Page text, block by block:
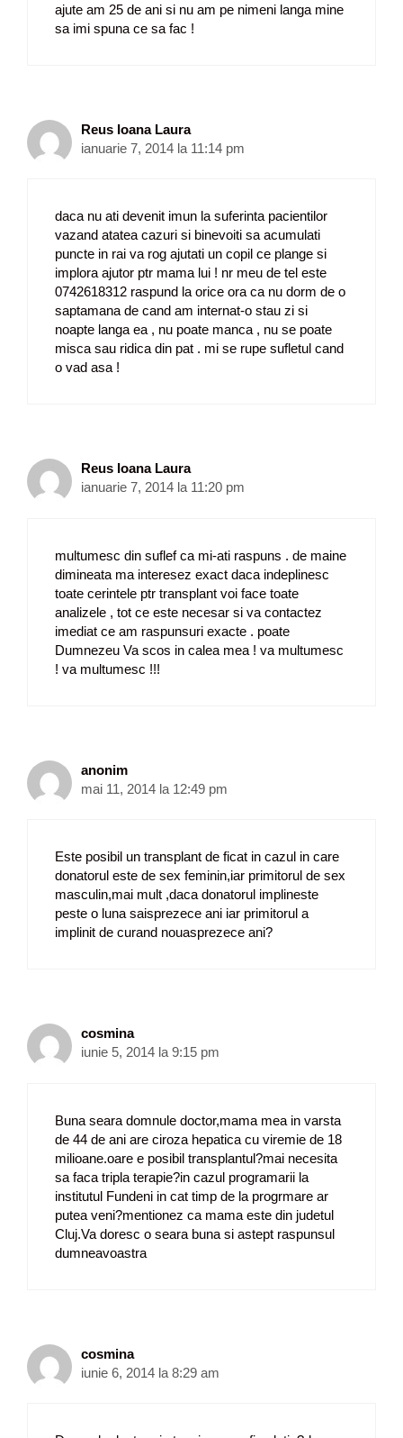
ajute am 25 de ani si nu am pe nimeni langa mine
sa imi spuna ce sa fac !
Reus Ioana Laura
ianuarie 7, 2014 la 11:14 pm
daca nu ati devenit imun la suferinta pacientilor
vazand atatea cazuri si binevoiti sa acumulati
puncte in rai va rog ajutati un copil ce plange si
implora ajutor ptr mama lui ! nr meu de tel este
0742618312 raspund la orice ora ca nu dorm de o
saptamana de cand am internat-o stau zi si
noapte langa ea , nu poate manca , nu se poate
misca sau ridica din pat . mi se rupe sufletul cand
o vad asa !
Reus Ioana Laura
ianuarie 7, 2014 la 11:20 pm
multumesc din suflef ca mi-ati raspuns . de maine
dimineata ma interesez exact daca indeplinesc
toate cerintele ptr transplant voi face toate
analizele , tot ce este necesar si va contactez
imediat ce am raspunsuri exacte . poate
Dumnezeu Va scos in calea mea ! va multumesc
! va multumesc !!!
anonim
mai 11, 2014 la 12:49 pm
Este posibil un transplant de ficat in cazul in care
donatorul este de sex feminin,iar primitorul de sex
masculin,mai mult ,daca donatorul implineste
peste o luna saisprezece ani iar primitorul a
implinit de curand nouasprezece ani?
cosmina
iunie 5, 2014 la 9:15 pm
Buna seara domnule doctor,mama mea in varsta
de 44 de ani are ciroza hepatica cu viremie de 18
milioane.oare e posibil transplantul?mai necesita
sa faca tripla terapie?in cazul programarii la
institutul Fundeni in cat timp de la progrmare ar
putea veni?mentionez ca mama este din judetul
Cluj.Va doresc o seara buna si astept raspunsul
dumneavoastra
cosmina
iunie 6, 2014 la 8:29 am